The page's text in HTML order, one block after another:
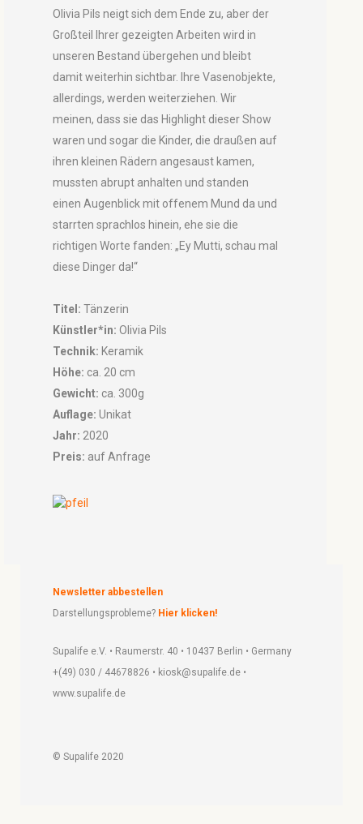
Olivia Pils neigt sich dem Ende zu, aber der
Großteil Ihrer gezeigten Arbeiten wird in
unseren Bestand übergehen und bleibt
damit weiterhin sichtbar. Ihre Vasenobjekte,
allerdings, werden weiterziehen. Wir
meinen, dass sie das Highlight dieser Show
waren und sogar die Kinder, die draußen auf
ihren kleinen Rädern angesaust kamen,
mussten abrupt anhalten und standen
einen Augenblick mit offenem Mund da und
starrten sprachlos hinein, ehe sie die
richtigen Worte fanden: „Ey Mutti, schau mal
diese Dinger da!“
Titel: Tänzerin
Künstler*in: Olivia Pils
Technik: Keramik
Höhe: ca. 20 cm
Gewicht: ca. 300g
Auflage: Unikat
Jahr: 2020
Preis: auf Anfrage
Newsletter abbestellen
Darstellungsprobleme? Hier klicken!
Supalife e.V. • Raumerstr. 40 • 10437 Berlin • Germany
+(49) 030 / 44678826 • kiosk@supalife.de •
www.supalife.de
© Supalife 2020